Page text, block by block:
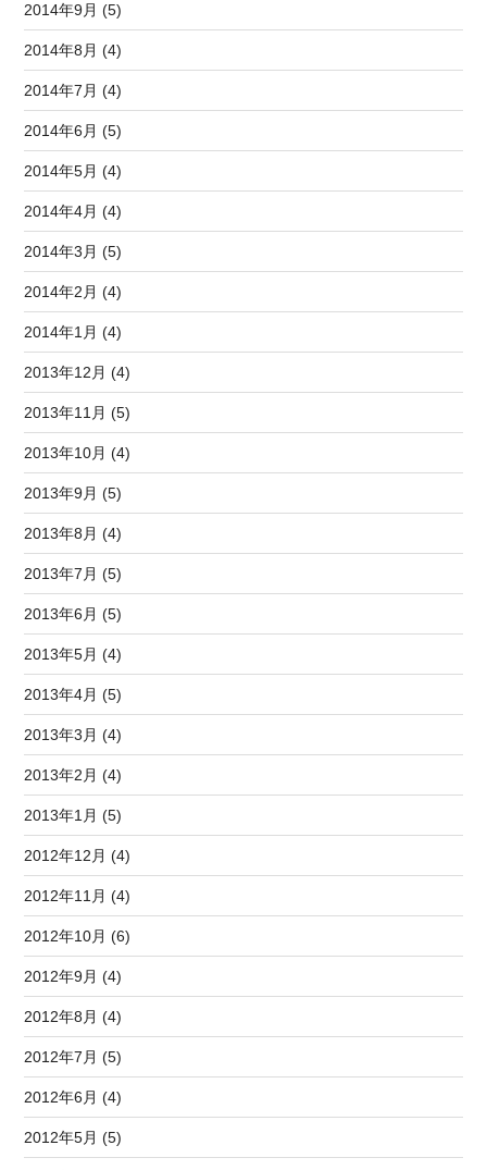
2014年9月 (5)
2014年8月 (4)
2014年7月 (4)
2014年6月 (5)
2014年5月 (4)
2014年4月 (4)
2014年3月 (5)
2014年2月 (4)
2014年1月 (4)
2013年12月 (4)
2013年11月 (5)
2013年10月 (4)
2013年9月 (5)
2013年8月 (4)
2013年7月 (5)
2013年6月 (5)
2013年5月 (4)
2013年4月 (5)
2013年3月 (4)
2013年2月 (4)
2013年1月 (5)
2012年12月 (4)
2012年11月 (4)
2012年10月 (6)
2012年9月 (4)
2012年8月 (4)
2012年7月 (5)
2012年6月 (4)
2012年5月 (5)